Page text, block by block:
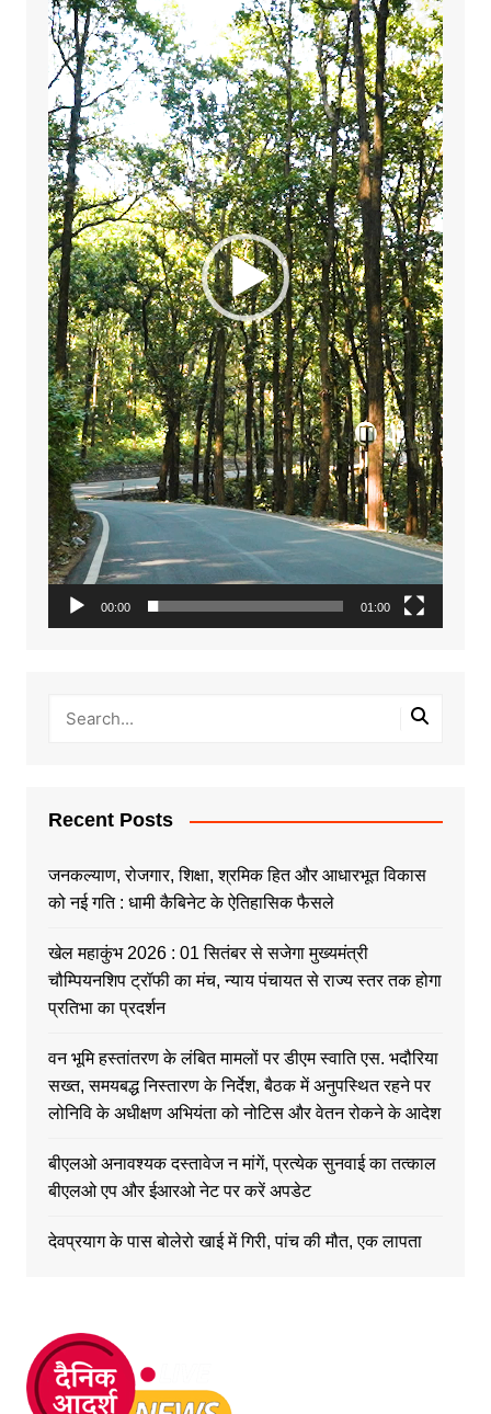
00:00 01:00
Recent Posts
जनकल्याण, रोजगार, शिक्षा, श्रमिक हित और आधारभूत विकास
को नई गति : धामी कैबिनेट के ऐतिहासिक फैसले
खेल महाकुंभ 2026 : 01 सितंबर से सजेगा मुख्यमंत्री
चौम्पियनशिप ट्रॉफी का मंच, न्याय पंचायत से राज्य स्तर तक होगा
प्रतिभा का प्रदर्शन
वन भूमि हस्तांतरण के लंबित मामलों पर डीएम स्वाति एस. भदौरिया
सख्त, समयबद्ध निस्तारण के निर्देश, बैठक में अनुपस्थित रहने पर
लोनिवि के अधीक्षण अभियंता को नोटिस और वेतन रोकने के आदेश
बीएलओ अनावश्यक दस्तावेज न मांगें, प्रत्येक सुनवाई का तत्काल
बीएलओ एप और ईआरओ नेट पर करें अपडेट
देवप्रयाग के पास बोलेरो खाई में गिरी, पांच की मौत, एक लापता